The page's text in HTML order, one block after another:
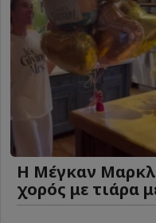
Η Μέγκαν Μαρκλ
χορός με τιάρα